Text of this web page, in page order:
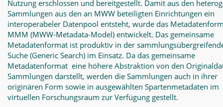
Nutzung erschlossen und bereitgestellt. Damit aus den
Sammlungen aus den an MWW beteiligten Einrichtungen ein
interoperabeler Datenpool entsteht, wurde das
MMM (MWW-Metadata-Model) entwickelt. Das gemeinsame
Metadatenformat ist produktiv in der
Suche (Generic Search) im Einsatz. Da das gemeinsame
Metadatenformat eine höhere Abstraktion von den
Sammlungen darstellt, werden die Sammlungen auch in ihrer
originären Form sowie in ausgewählten Spartenmetadaten im
virtuellen Forschungsraum zur Verfügung gestellt.